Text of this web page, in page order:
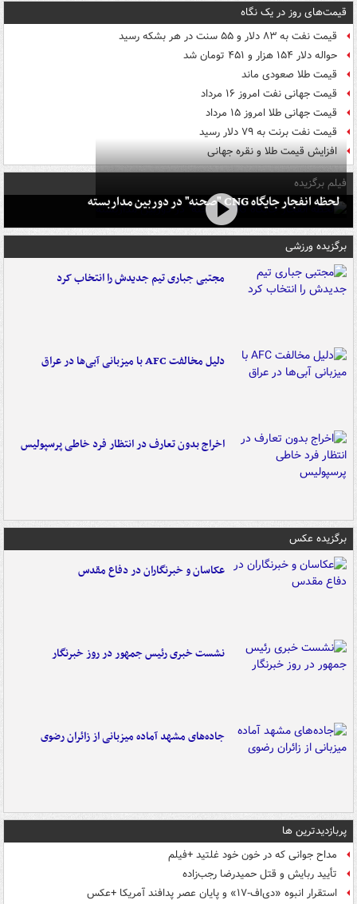
قیمت‌های روز در یک نگاه
قیمت نفت به ۸۳ دلار و ۵۵ سنت در هر بشکه رسید
حواله دلار ۱۵۴ هزار و ۴۵۱ تومان شد
قیمت طلا صعودی ماند
قیمت جهانی نفت امروز ۱۶ مرداد
قیمت جهانی طلا امروز ۱۵ مرداد
قیمت نفت برنت به ۷۹ دلار رسید
افزایش قیمت طلا و نقره جهانی
فیلم برگزیده
لحظه انفجار جایگاه CNG "صحنه" در دوربین مداربسته
برگزیده ورزشی
مجتبی جباری تیم جدیدش را انتخاب کرد
دلیل مخالفت AFC با میزبانی آبی‌ها در عراق
اخراج بدون تعارف در انتظار فرد خاطی پرسپولیس
برگزیده عکس
عکاسان و خبرنگاران در دفاع مقدس
نشست خبری رئیس جمهور در روز خبرنگار
جاده‌های مشهد آماده میزبانی از زائران رضوی
پربازدیدترین ها
مداح جوانی که در خون خود غلتید +فیلم
تأیید ربایش و قتل حمیدرضا رجب‌زاده
استقرار انبوه «دی‌اف‑۱۷» و پایان عصر پدافند آمریکا +عکس